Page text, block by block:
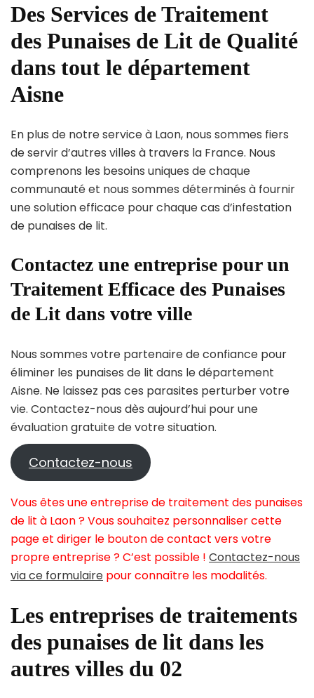
Des Services de Traitement
des Punaises de Lit de Qualité
dans tout le département
Aisne
En plus de notre service à Laon, nous sommes fiers
de servir d’autres villes à travers la France. Nous
comprenons les besoins uniques de chaque
communauté et nous sommes déterminés à fournir
une solution efficace pour chaque cas d’infestation
de punaises de lit.
Contactez une entreprise pour un
Traitement Efficace des Punaises
de Lit dans votre ville
Nous sommes votre partenaire de confiance pour
éliminer les punaises de lit dans le département
Aisne. Ne laissez pas ces parasites perturber votre
vie. Contactez-nous dès aujourd’hui pour une
évaluation gratuite de votre situation.
Contactez-nous
Vous êtes une entreprise de traitement des punaises
de lit à Laon ? Vous souhaitez personnaliser cette
page et diriger le bouton de contact vers votre
propre entreprise ? C’est possible ! Contactez-nous
via ce formulaire pour connaître les modalités.
Les entreprises de traitements
des punaises de lit dans les
autres villes du 02